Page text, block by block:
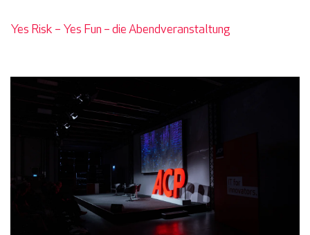
Yes Risk – Yes Fun – die Abendveranstaltung